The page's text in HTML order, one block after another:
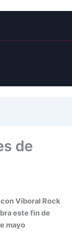
de
Víboral Rock
este fin de
mayo